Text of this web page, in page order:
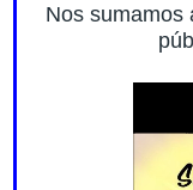
Nos sumamos